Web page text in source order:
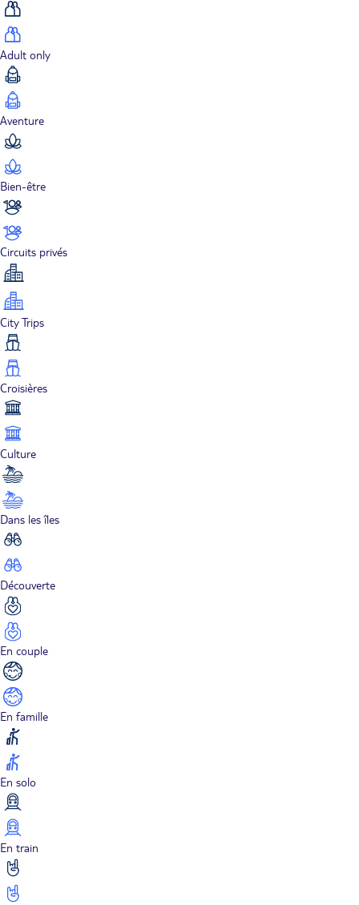
Adult only
Aventure
Bien-être
Circuits privés
City Trips
Croisières
Culture
Dans les îles
Découverte
En couple
En famille
En solo
En train